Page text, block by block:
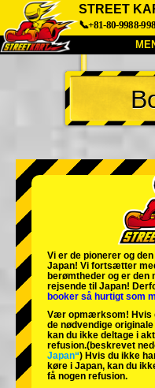
STREET
📞+81-80-9988-
Om
Virksomhed
Tokyo Shinagawa
Tokyo Akihabara#2
Tokyo Shibuya Annex
Tokyo Asakusa
Okinawa
Vi er de pionerer og
Japan! Vi fortsætter
berømtheder og er den
rejsende til Japan!
booker så hurtigt som
Vær opmærksom! Hvis
de nødvendige
kan du ikke deltage i
refusion.(beskrevet
Japan“) Hvis du ikke
køre i Japan, kan du
få nogen refusion.